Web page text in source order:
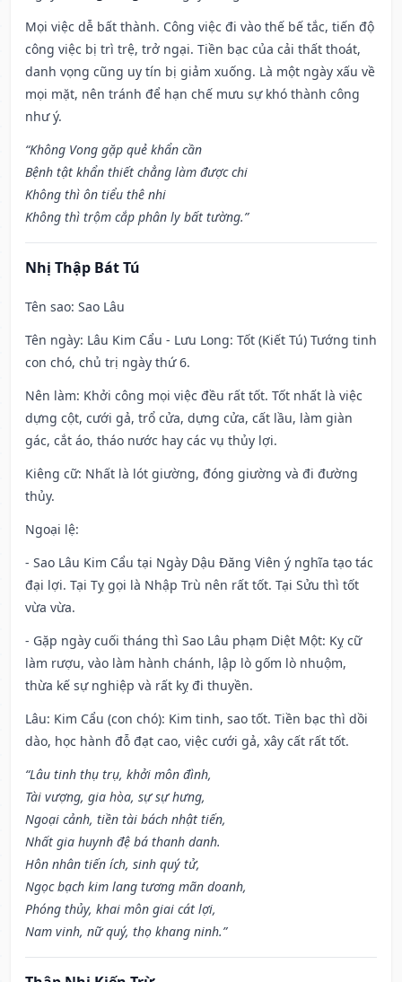
Mọi việc dễ bất thành. Công việc đi vào thế bế tắc, tiến độ
công việc bị trì trệ, trở ngại. Tiền bạc của cải thất thoát,
danh vọng cũng uy tín bị giảm xuống. Là một ngày xấu về
mọi mặt, nên tránh để hạn chế mưu sự khó thành công
như ý.
“Không Vong gặp quẻ khẩn cần
Bệnh tật khẩn thiết chẳng làm được chi
Không thì ôn tiểu thê nhi
Không thì trộm cắp phân ly bất tường.”
Nhị Thập Bát Tú
Tên sao: Sao Lâu
Tên ngày: Lâu Kim Cẩu - Lưu Long: Tốt (Kiết Tú) Tướng tinh
con chó, chủ trị ngày thứ 6.
Nên làm: Khởi công mọi việc đều rất tốt. Tốt nhất là việc
dựng cột, cưới gả, trổ cửa, dựng cửa, cất lầu, làm giàn
gác, cắt áo, tháo nước hay các vụ thủy lợi.
Kiêng cữ: Nhất là lót giường, đóng giường và đi đường
thủy.
Ngoại lệ:
- Sao Lâu Kim Cẩu tại Ngày Dậu Đăng Viên ý nghĩa tạo tác
đại lợi. Tại Tỵ gọi là Nhập Trù nên rất tốt. Tại Sửu thì tốt
vừa vừa.
- Gặp ngày cuối tháng thì Sao Lâu phạm Diệt Một: Kỵ cữ
làm rượu, vào làm hành chánh, lập lò gốm lò nhuộm,
thừa kế sự nghiệp và rất kỵ đi thuyền.
Lâu: Kim Cẩu (con chó): Kim tinh, sao tốt. Tiền bạc thì dồi
dào, học hành đỗ đạt cao, việc cưới gả, xây cất rất tốt.
“Lâu tinh thụ trụ, khởi môn đình,
Tài vượng, gia hòa, sự sự hưng,
Ngoại cảnh, tiền tài bách nhật tiến,
Nhất gia huynh đệ bá thanh danh.
Hôn nhân tiến ích, sinh quý tử,
Ngọc bạch kim lang tương mãn doanh,
Phóng thủy, khai môn giai cát lợi,
Nam vinh, nữ quý, thọ khang ninh.”